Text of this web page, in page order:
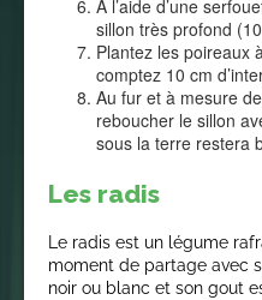
À l’aide d’une
sillon très profond
Plantez les poireaux
comptez 10 cm
Au fur et à mesure
reboucher le sillon
sous la terre restera
Les radis
Le radis est un légume
moment de partage avec
noir ou blanc et son gout